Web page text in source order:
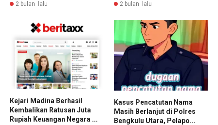
2 bulan lalu 2 bulan lalu
Kejari Madina Berhasil
Kembalikan Ratusan Juta
Rupiah Keuangan Negara ...
Kasus Pencatutan Nama
Masih Berlanjut di Polres
Bengkulu Utara, Pelapo...